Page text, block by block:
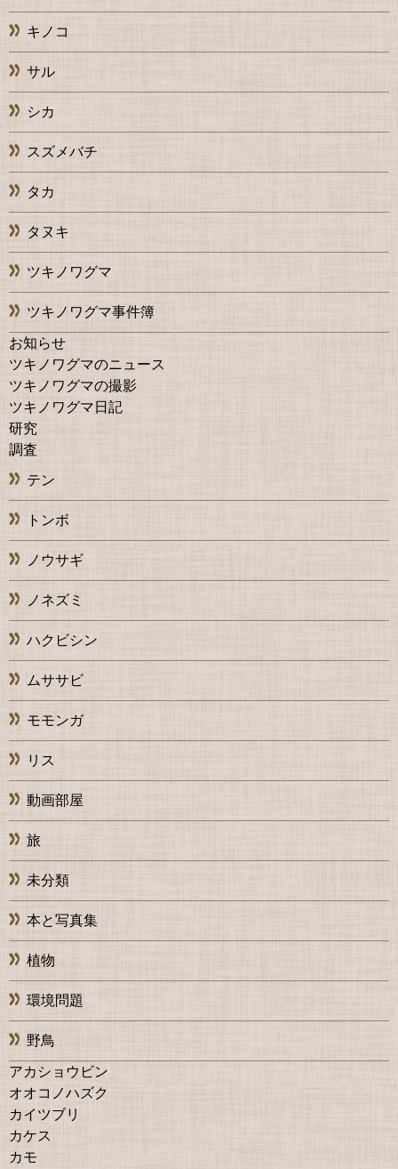
キノコ
サル
シカ
スズメバチ
タカ
タヌキ
ツキノワグマ
ツキノワグマ事件簿
お知らせ
ツキノワグマのニュース
ツキノワグマの撮影
ツキノワグマ日記
研究
調査
テン
トンボ
ノウサギ
ノネズミ
ハクビシン
ムササビ
モモンガ
リス
動画部屋
旅
未分類
本と写真集
植物
環境問題
野鳥
アカショウビン
オオコノハズク
カイツブリ
カケス
カモ